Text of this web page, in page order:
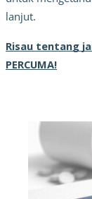
lanjut.
Risau tentang
PERCUMA!